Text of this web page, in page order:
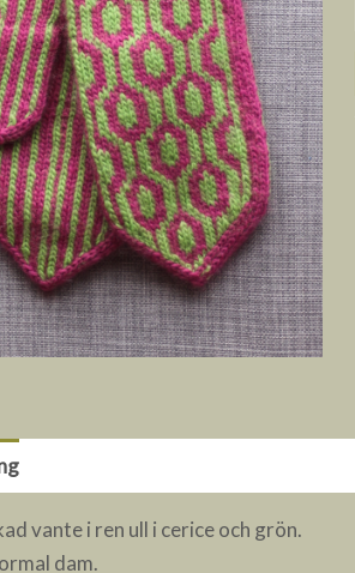
vante i ren ull i cerice och grön.
dam.